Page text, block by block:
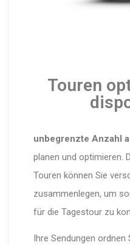
Touren
unbegrenzte Anzahl
planen und optimieren.
Touren können Sie
zusammenlegen, um
für die Tagestour zu
Ihre Sendungen ordnen